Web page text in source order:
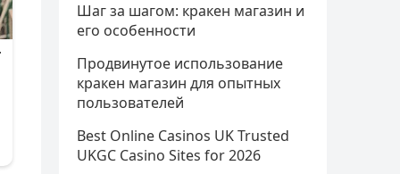
Шаг за шагом: кракен магазин и
его особенности
Продвинутое использование
кракен магазин для опытных
пользователей
Best Online Casinos UK Trusted
UKGC Casino Sites for 2026